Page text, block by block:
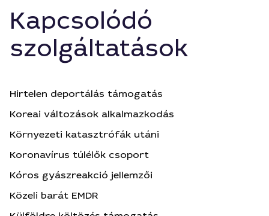
Kapcsolódó
szolgáltatások
Hirtelen deportálás támogatás
Koreai változások alkalmazkodás
Környezeti katasztrófák utáni
Koronavírus túlélők csoport
Kóros gyászreakció jellemzői
Közeli barát EMDR